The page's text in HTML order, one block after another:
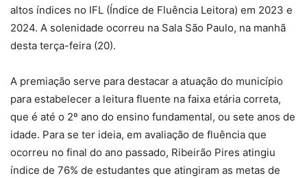
altos índices no IFL (Índice de Fluência Leitora) em 2023 e
2024. A solenidade ocorreu na Sala São Paulo, na manhã
desta terça-feira (20).
A premiação serve para destacar a atuação do município
para estabelecer a leitura fluente na faixa etária correta,
que é até o 2º ano do ensino fundamental, ou sete anos de
idade. Para se ter ideia, em avaliação de fluência que
ocorreu no final do ano passado, Ribeirão Pires atingiu
índice de 76% de estudantes que atingiram as metas de